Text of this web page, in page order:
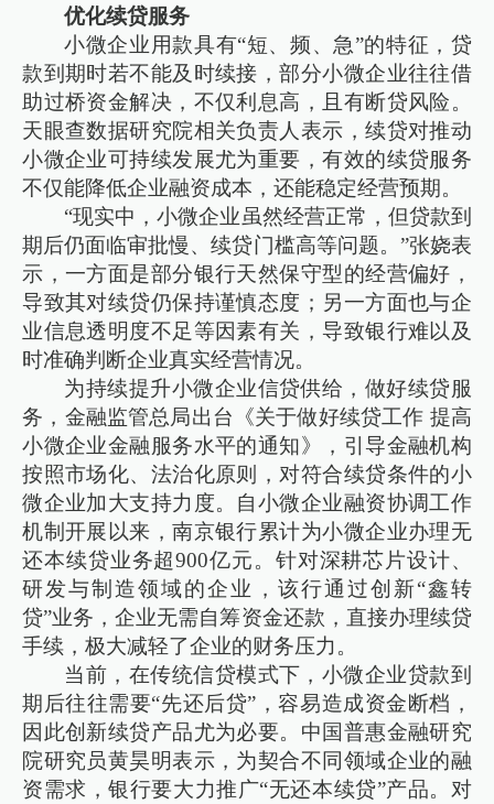
优化续贷服务
小微企业用款具有“短、频、急”的特征，贷
款到期时若不能及时续接，部分小微企业往往借
助过桥资金解决，不仅利息高，且有断贷风险。
天眼查数据研究院相关负责人表示，续贷对推动
小微企业可持续发展尤为重要，有效的续贷服务
不仅能降低企业融资成本，还能稳定经营预期。
“现实中，小微企业虽然经营正常，但贷款到
期后仍面临审批慢、续贷门槛高等问题。”张娆表
示，一方面是部分银行天然保守型的经营偏好，
导致其对续贷仍保持谨慎态度；另一方面也与企
业信息透明度不足等因素有关，导致银行难以及
时准确判断企业真实经营情况。
为持续提升小微企业信贷供给，做好续贷服
务，金融监管总局出台《关于做好续贷工作 提高
小微企业金融服务水平的通知》，引导金融机构
按照市场化、法治化原则，对符合续贷条件的小
微企业加大支持力度。自小微企业融资协调工作
机制开展以来，南京银行累计为小微企业办理无
还本续贷业务超900亿元。针对深耕芯片设计、
研发与制造领域的企业，该行通过创新“鑫转
贷”业务，企业无需自筹资金还款，直接办理续贷
手续，极大减轻了企业的财务压力。
当前，在传统信贷模式下，小微企业贷款到
期后往往需要“先还后贷”，容易造成资金断档，
因此创新续贷产品尤为必要。中国普惠金融研究
院研究员黄昊明表示，为契合不同领域企业的融
资需求，银行要大力推广“无还本续贷”产品。对